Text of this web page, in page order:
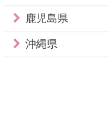
鹿児島県
沖縄県